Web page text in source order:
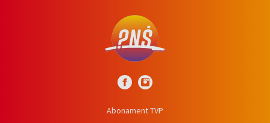
Abonament TVP